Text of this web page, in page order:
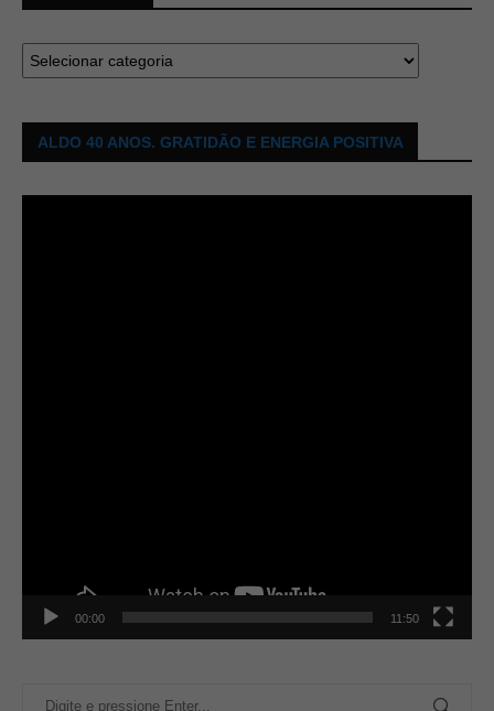
ALDO 40 ANOS. GRATIDÃO E ENERGIA POSITIVA
00:00 11:50